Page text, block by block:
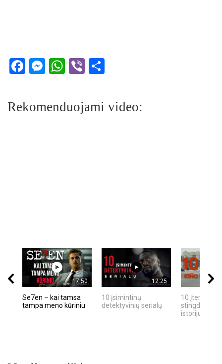
Facebook
Messenger
WhatsApp
Viber
Rekomenduojami video:
17:50
Se7en – kai tamsa
tampa meno kūriniu
12:25
10 įsimintinų
detektyvinių serialų
10 įtemptų,
stingdančių
istorijų